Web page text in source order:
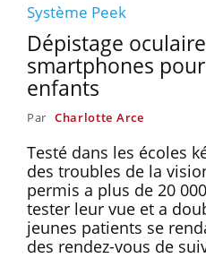
Système Peek
Dépistage
smartphones
enfants
Par Charlotte Arce
Testé dans les écoles
des troubles de la
permis a plus de 20
tester leur vue et a
jeunes patients se
des rendez-vous de